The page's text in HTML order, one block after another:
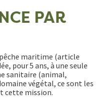
PAR
maritime (article
pour 5 ans, à une seule
sanitaire (animal,
végétal, ce sont les
cette mission.